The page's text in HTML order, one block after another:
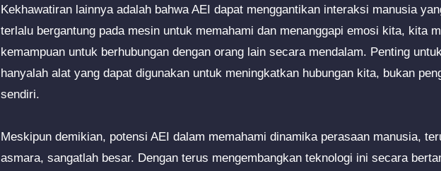
Kekhawatiran lainnya adalah bahwa AEI dapat menggantikan interaksi manusia
terlalu bergantung pada mesin untuk memahami dan menanggapi emosi kita, kita
kemampuan untuk berhubungan dengan orang lain secara mendalam. Penting
hanyalah alat yang dapat digunakan untuk meningkatkan hubungan kita, bukan
sendiri.
Meskipun demikian, potensi AEI dalam memahami dinamika perasaan manusia,
asmara, sangatlah besar. Dengan terus mengembangkan teknologi ini secara